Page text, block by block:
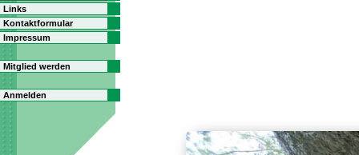
Links
Kontaktformular
Impressum
Mitglied werden
Anmelden